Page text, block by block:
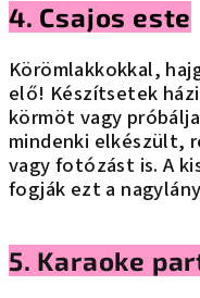
4. Csajos este
Körömlakkokkal,
elő! Készítsetek
körmöt vagy
mindenki elkészült,
vagy fotózást is. A
fogják ezt a
5. Karaoke